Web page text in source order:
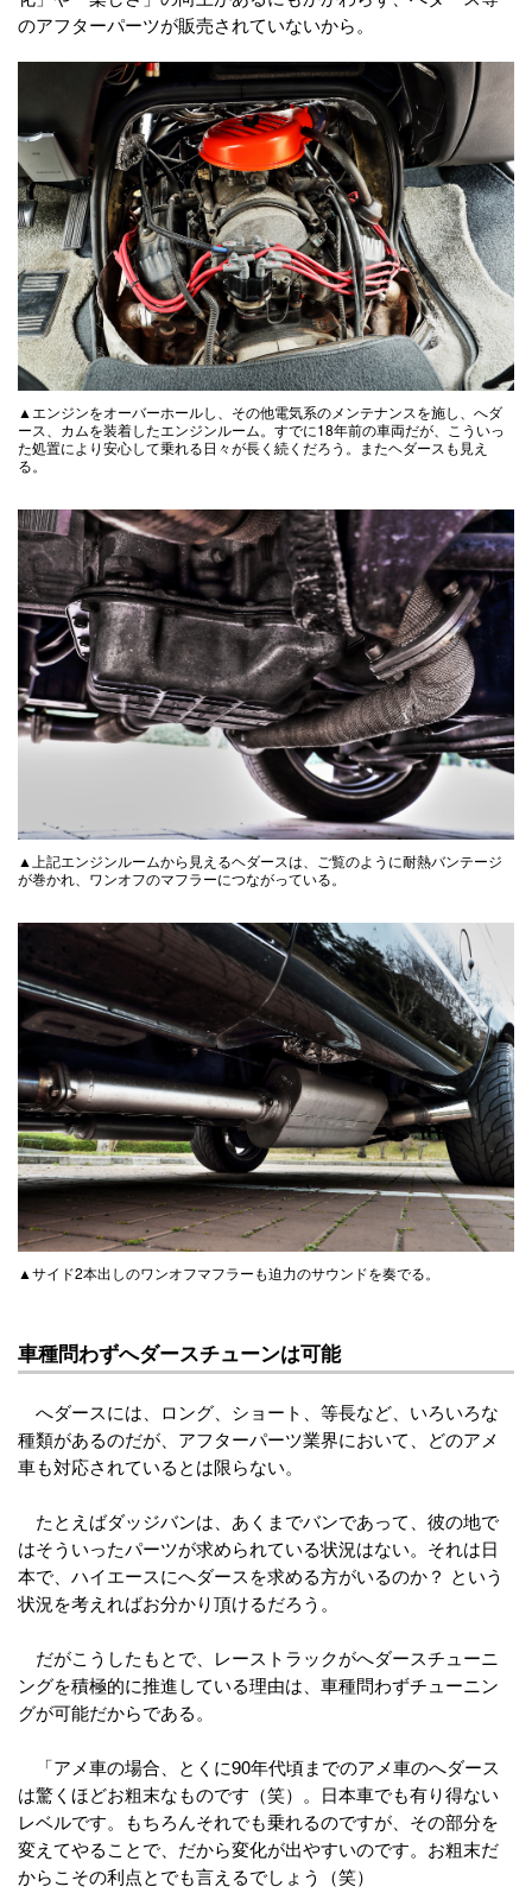
のアフターパーツが販売されていないから。
▲エンジンをオーバーホールし、その他電気系のメンテナンスを施し、へダ
ース、カムを装着したエンジンルーム。すでに18年前の車両だが、こういっ
た処置により安心して乗れる日々が長く続くだろう。またヘダースも見え
る。
▲上記エンジンルームから見えるヘダースは、ご覧のように耐熱バンテージ
が巻かれ、ワンオフのマフラーにつながっている。
▲サイド2本出しのワンオフマフラーも迫力のサウンドを奏でる。
車種問わずへダースチューンは可能
へダースには、ロング、ショート、等長など、いろいろな
種類があるのだが、アフターパーツ業界において、どのアメ
車も対応されているとは限らない。
たとえばダッジバンは、あくまでバンであって、彼の地で
はそういったパーツが求められている状況はない。それは日
本で、ハイエースにへダースを求める方がいるのか？ という
状況を考えればお分かり頂けるだろう。
だがこうしたもとで、レーストラックがへダースチューニ
ングを積極的に推進している理由は、車種問わずチューニン
グが可能だからである。
「アメ車の場合、とくに90年代頃までのアメ車のへダース
は驚くほどお粗末なものです（笑）。日本車でも有り得ない
レベルです。もちろんそれでも乗れるのですが、その部分を
変えてやることで、だから変化が出やすいのです。お粗末だ
からこその利点とでも言えるでしょう（笑）